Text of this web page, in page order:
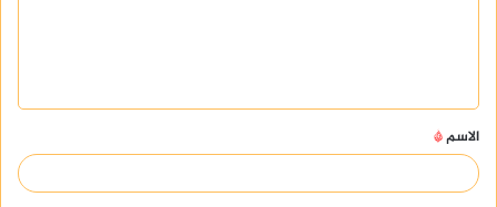
ق
*
الاسم*